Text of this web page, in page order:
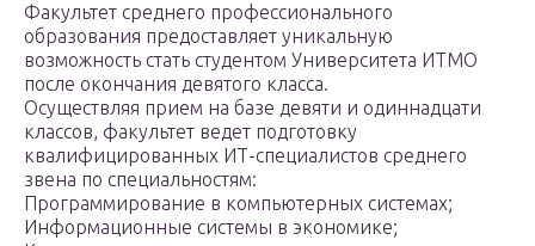
Факультет среднего профессионального
образования предоставляет уникальную
возможность стать студентом Университета ИТМО
после окончания девятого класса.
Осуществляя прием на базе девяти и одиннадцати
классов, факультет ведет подготовку
квалифицированных ИТ-специалистов среднего
звена по специальностям:
Программирование в компьютерных системах;
Информационные системы в экономике;